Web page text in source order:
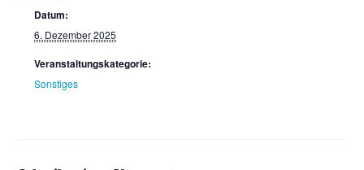
Datum:
6. Dezember 2025
Veranstaltungskategorie:
Sonstiges